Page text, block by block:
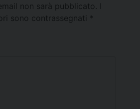
non sarà pubblicato.
sono contrassegnati *